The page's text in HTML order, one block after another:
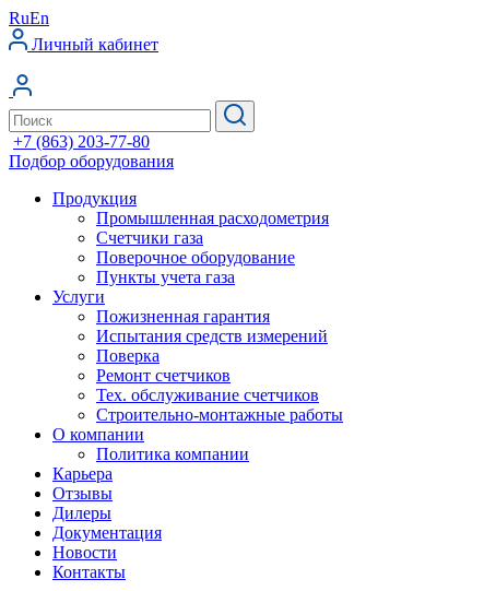
RuEn
Личный кабинет
+7 (863) 203-77-80
Подбор оборудования
Продукция
Промышленная расходометрия
Счетчики газа
Поверочное оборудование
Пункты учета газа
Услуги
Пожизненная гарантия
Испытания средств измерений
Поверка
Ремонт счетчиков
Тех. обслуживание счетчиков
Строительно-монтажные работы
О компании
Политика компании
Карьера
Отзывы
Дилеры
Документация
Новости
Контакты